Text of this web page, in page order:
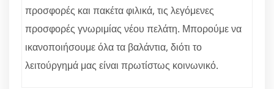
προσφορές και πακέτα φιλικά, τις λεγόμενες
προσφορές γνωριμίας νέου πελάτη. Μπορούμε να
ικανοποιήσουμε όλα τα βαλάντια, διότι το
λειτούργημά μας είναι πρωτίστως κοινωνικό.